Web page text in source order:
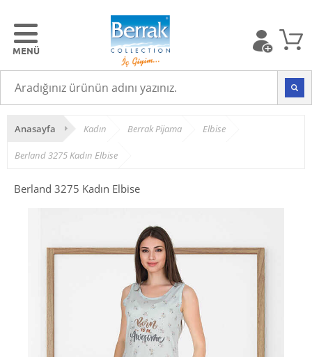
Anasayfa Kadın Berrak Pijama Elbise
Berland 3275 Kadın Elbise
Berland 3275 Kadın Elbise